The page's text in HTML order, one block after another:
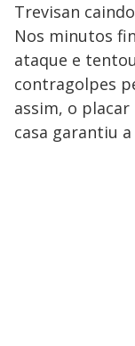
Trevisan
Nos minutos
ataque e
contragolpes
assim, o
casa garantiu